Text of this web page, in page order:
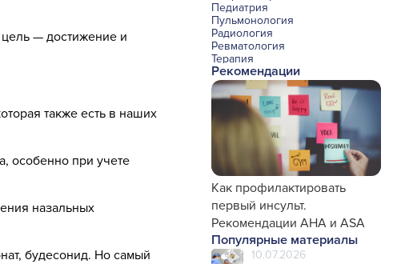
— достижение и
также есть в наших
особенно при учете
назальных
будесонид. Но самый
Педиатрия
Пульмонология
Радиология
Ревматология
Терапия
Урология и нефрология
Фармакология
Хирургия с реаниматологией
Эндокринология
Психиатрия
Офтальмология
Эндоскопия
Стоматология
Травматология и ортопедия
Генетика
Фтизиатрия
Рекомендации
Как профилактировать
первый инсульт.
Рекомендации AHA и ASA
Популярные материалы
10.07.2026